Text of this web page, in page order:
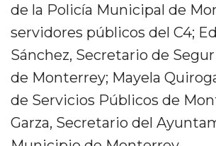
de la Policía Municipal de
servidores públicos del C4;
Sánchez, Secretario de
de Monterrey; Mayela
de Servicios Públicos de
Garza, Secretario del